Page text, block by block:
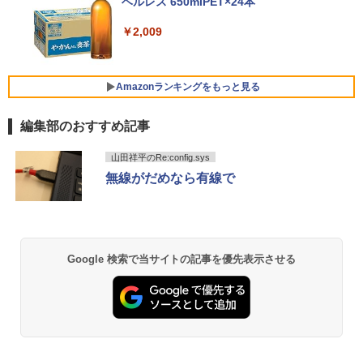
Type-C HDMI Office Windows10 送料
無料 中古パソコン
5
＼8月限定エントリーでP10倍／【中古】
Lenovo レノボ ThinkPad L390 20NSS2
5A00 Core i5 8世代 メモリー8GB 高速S
SD256GB 整備済み品 pc win11 os 中古
￥22,770
6GB SSD1TB B550 グラボなし
￥148,700
ト低減 HDMI 1.4 DisplayPort v1.2 スピ
ーカー・ヘッドホン端子 Acer Display
mipx
5
5年間フル保証ディスプレイ 243B9/11 [2
3.8型ワイド液晶ディスプレイ 5年フル保
Xiaomi シャオミ REDMI Buds 8 Lite ワイヤ
￥2,980
￥2,009
Amazonランキングをもっと見る
薬屋のひとりごと 17巻 (デジタル版ビッグガ
異世界居酒屋「のぶ」(22) (角川コミックス・
￥832
編集部のおすすめ記事
山田祥平のRe:config.sys
無線がだめなら有線で
Google 検索で当サイトの記事を優先表示させる